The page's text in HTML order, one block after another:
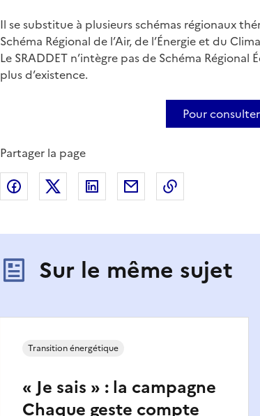
Il se substitue à plusieurs schémas régionaux
Schéma Régional de l’Air, de l’Énergie et du
Le SRADDET n’intègre pas de Schéma Régional
plus d’existence.
Pour
Partager la page
Partager sur Facebook
Partager sur XPartager sur LinkedIn
Partager par email
Copier le
Sur le même sujet
« Je sais » : la campagne
Chaque geste compte
Transition énergétique